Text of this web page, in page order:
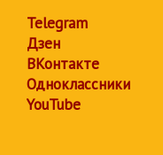
Telegram
Дзен
ВКонтакте
Одноклассники
YouTube